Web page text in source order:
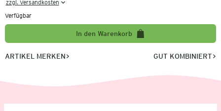
zzgl. Versandkosten
Verfügbar
In den Warenkorb
ARTIKEL MERKEN GUT KOMBINIERT